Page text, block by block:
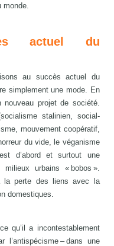
actuel du
au succès actuel du
simplement une mode. En
projet de société.
stalinien, social-
mouvement coopératif,
du vide, le véganisme
d’abord et surtout une
urbains « bobos ».
la perte des liens avec la
domestiques.
qu’il a incontestablement
l’antispécisme – dans une